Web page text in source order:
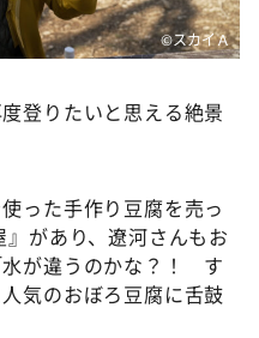
©️スカイＡ
登りたいと思える絶景
った手作り豆腐を売っ
があり、遼河さんもお
水が違うのかな？！ す
気のおぼろ豆腐に舌鼓